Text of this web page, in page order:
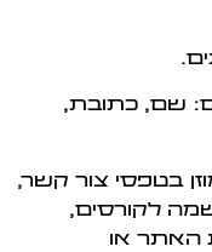
שם, כתובת,
בטפסי צור קשר,
לקורסים,
האתר או